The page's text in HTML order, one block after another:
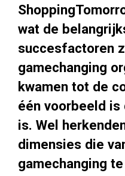
wat de
succesfactoren
gamechanging
kwamen tot de
één voorbeeld
is. Wel
dimensies die
gamechanging